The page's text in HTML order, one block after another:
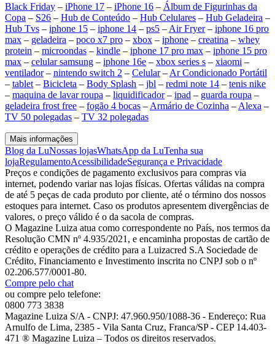
Black Friday – iPhone 17 – iPhone 16 – Álbum de Figurinhas da
Copa – S26 – Hub de Conteúdo – Hub Celulares – Hub Geladeira –
Hub Tvs – iphone 15 – iphone 14 – ps5 – Air Fryer– iphone 16 pro
max – geladeira – poco x7 pro – xbox – iphone – creatina – whey
protein – microondas – kindle – iphone 17 pro max – iphone 15 pro
max – celular samsung – iphone 16e – xbox series s – xiaomi –
ventilador– nintendo switch 2 – Celular– Ar Condicionado Portátil
– tablet – Bicicleta – Body Splash – jbl – redmi note 14 – tenis nike
– maquina de lavar roupa – liquidificador– ipad – guarda roupa –
geladeira frost free – fogão 4 bocas – Armário de Cozinha – Alexa –
TV 50 polegadas – TV 32 polegadas
Mais informações
Blog da LuNossas lojasWhatsApp da LuTenha sua
lojaRegulamentoAcessibilidadeSegurança e Privacidade
Preços e condições de pagamento exclusivos para compras via
internet, podendo variar nas lojas físicas. Ofertas válidas na compra
de até 5 peças de cada produto por cliente, até o término dos nossos
estoques para internet. Caso os produtos apresentem divergências de
valores, o preço válido é o da sacola de compras.
O Magazine Luiza atua como correspondente no País, nos termos da
Resolução CMN nº 4.935/2021, e encaminha propostas de cartão de
crédito e operações de crédito para a Luizacred S.A Sociedade de
Crédito, Financiamento e Investimento inscrita no CNPJ sob o nº
02.206.577/0001-80.
Compre pelo chat
ou compre pelo telefone:
0800 773 3838
Magazine Luiza S/A - CNPJ: 47.960.950/1088-36 - Endereço: Rua
Arnulfo de Lima, 2385 - Vila Santa Cruz, Franca/SP - CEP 14.403-
471 ® Magazine Luiza – Todos os direitos reservados.